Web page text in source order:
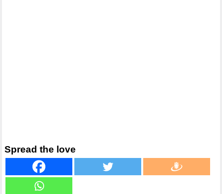
Spread the love